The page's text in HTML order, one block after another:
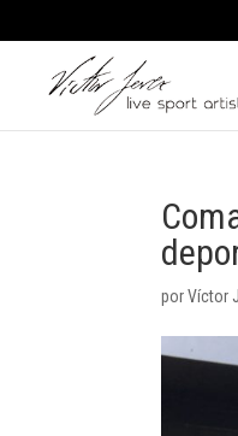
porVíctor